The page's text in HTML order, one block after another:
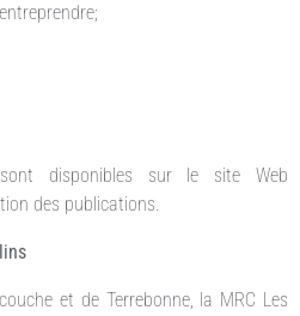
disponibles sur le site Web
des publications.
et de Terrebonne, la MRC Les